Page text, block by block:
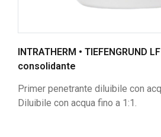
INTRATHERM • TIEFENGRUND
consolidante
Primer penetrante diluibile con
Diluibile con acqua fino a 1:1.